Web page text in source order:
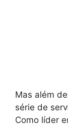
Mas além
série de
Como líder